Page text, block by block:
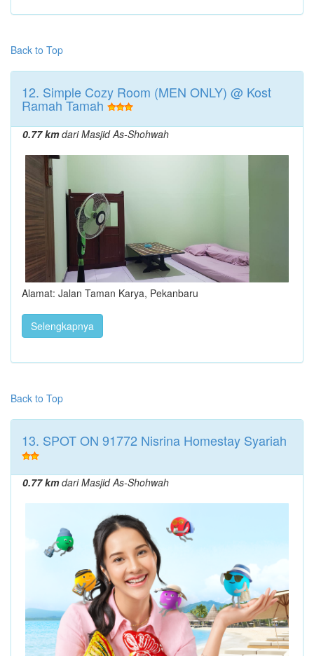
Back to Top
12. Simple Cozy Room (MEN ONLY) @ Kost
Ramah Tamah
0.77 kmdari Masjid As-Shohwah
Alamat: Jalan Taman Karya, Pekanbaru
Selengkapnya
Back to Top
13. SPOT ON 91772 Nisrina Homestay Syariah
0.77 kmdari Masjid As-Shohwah